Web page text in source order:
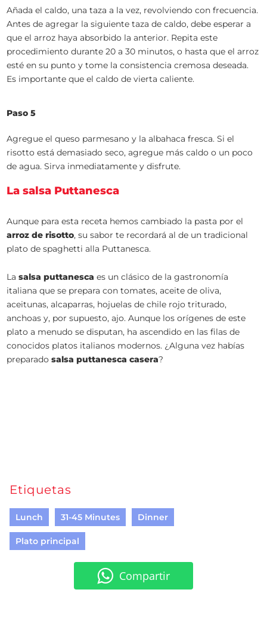
Añada el caldo, una taza a la vez, revolviendo con frecuencia.
Antes de agregar la siguiente taza de caldo, debe esperar a
que el arroz haya absorbido la anterior. Repita este
procedimiento durante 20 a 30 minutos, o hasta que el arroz
esté en su punto y tome la consistencia cremosa deseada.
Es importante que el caldo de vierta caliente.
Paso 5
Agregue el queso parmesano y la albahaca fresca. Si el
risotto está demasiado seco, agregue más caldo o un poco
de agua. Sirva inmediatamente y disfrute.
La salsa Puttanesca
Aunque para esta receta hemos cambiado la pasta por el
arroz de risotto, su sabor te recordará al de un tradicional
plato de spaghetti alla Puttanesca.
Lasalsa puttanesca es un clásico de la gastronomía
italiana que se prepara con tomates, aceite de oliva,
aceitunas, alcaparras, hojuelas de chile rojo triturado,
anchoas y, por supuesto, ajo. Aunque los orígenes de este
plato a menudo se disputan, ha ascendido en las filas de
conocidos platos italianos modernos. ¿Alguna vez habías
preparadosalsa puttanesca casera?
Etiquetas
Lunch 31-45 Minutes Dinner
Plato principal
Compartir